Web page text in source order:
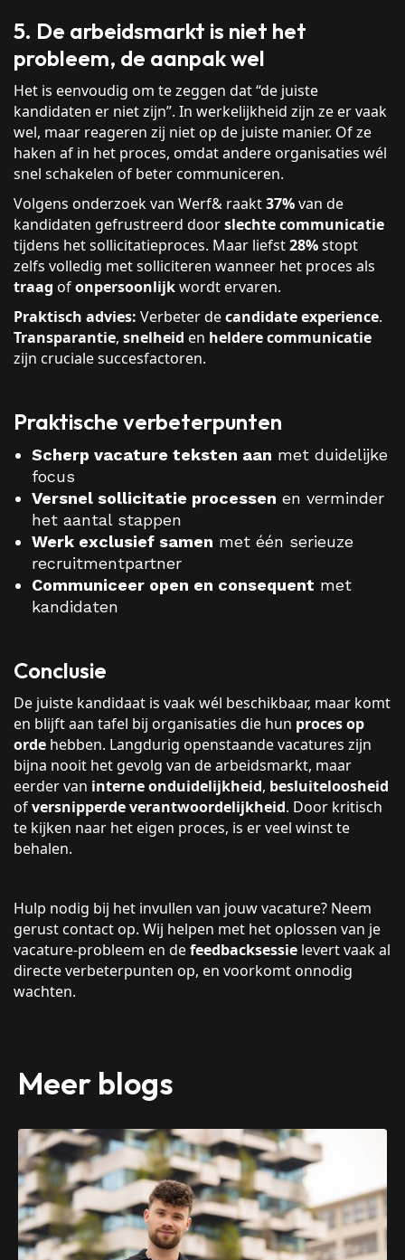
5. De arbeidsmarkt is niet het
probleem, de aanpak wel
Het is eenvoudig om te zeggen dat “de juiste
kandidaten er niet zijn”. In werkelijkheid zijn ze er vaak
wel, maar reageren zij niet op de juiste manier. Of ze
haken af in het proces, omdat andere organisaties wél
snel schakelen of beter communiceren.
Volgens onderzoek van Werf& raakt37%van de
kandidaten gefrustreerd doorslechte communicatie
tijdens het sollicitatieproces. Maar liefst28%stopt
zelfs volledig met solliciteren wanneer het proces als
traag ofonpersoonlijkwordt ervaren.
Praktisch advies: Verbeter decandidate experience.
Transparantie, snelheid en heldere communicatie
zijn cruciale succesfactoren.
Praktische verbeterpunten
Scherp vacature teksten aan met duidelijke
focus
Versnel sollicitatie processen en verminder
het aantal stappen
Werk exclusief samen met één serieuze
recruitmentpartner
Communiceer open en consequent met
kandidaten
Conclusie
De juiste kandidaat is vaak wél beschikbaar, maar komt
en blijft aan tafel bij organisaties die hun proces op
orde hebben. Langdurig openstaande vacatures zijn
bijna nooit het gevolg van de arbeidsmarkt, maar
eerder van interne onduidelijkheid, besluiteloosheid
ofversnipperde verantwoordelijkheid. Door kritisch
te kijken naar het eigen proces, is er veel winst te
behalen.
Hulp nodig bij het invullen van jouw vacature? Neem
gerust contact op. Wij helpen met het oplossen van je
vacature-probleem en defeedbacksessie levert vaak al
directe verbeterpunten op, en voorkomt onnodig
wachten.
Meer blogs